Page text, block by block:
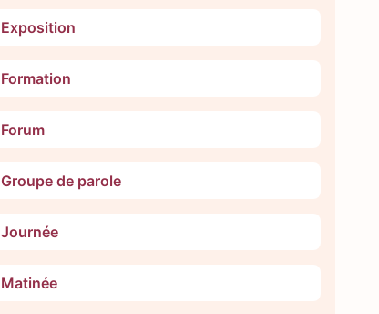
Exposition
Formation
Forum
Groupe de parole
Journée
Matinée